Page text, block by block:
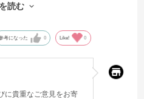
がありませんでした。残念すぎ
読む
考になった 0 Like! 0
に貴重なご意見をお寄